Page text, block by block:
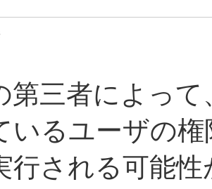
第三者によっ
いるユーザの
行される可能